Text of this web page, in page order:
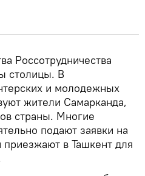
Россотрудничества
столицы. В
и молодежных
жители Самарканда,
страны. Многие
подают заявки на
в Ташкент для